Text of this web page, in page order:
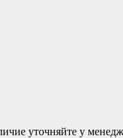
уточняйте у